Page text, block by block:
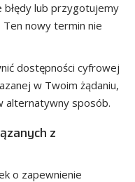
błędy lub przygotujemy
nowy termin nie
dostępności cyfrowej
w Twoim żądaniu,
alternatywny sposób.
z
o zapewnienie